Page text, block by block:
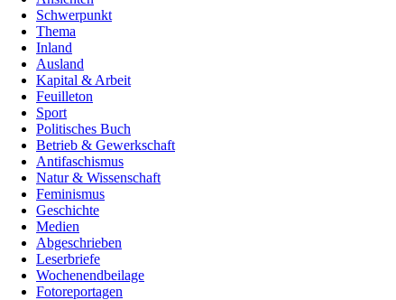
Schwerpunkt
Thema
Inland
Ausland
Kapital & Arbeit
Feuilleton
Sport
Politisches Buch
Betrieb & Gewerkschaft
Antifaschismus
Natur & Wissenschaft
Feminismus
Geschichte
Medien
Abgeschrieben
Leserbriefe
Wochenendbeilage
Fotoreportagen